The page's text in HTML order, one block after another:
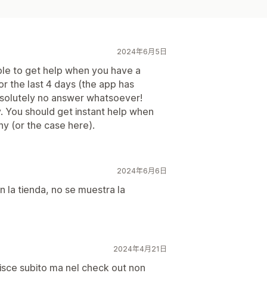
2024年6月5日
to get help when you have a
the last 4 days (the app has
no answer whatsoever!
You should get instant help when
(or the case here).
2024年6月6日
la tienda, no se muestra la
2024年4月21日
subito ma nel check out non